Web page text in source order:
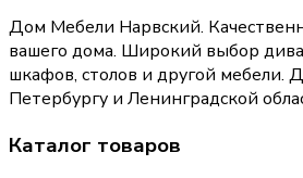
Дом Мебели Нарвский.
вашего дома. Широкий выбор
шкафов, столов и другой мебели.
Петербургу и Ленинградской
Каталог товаров